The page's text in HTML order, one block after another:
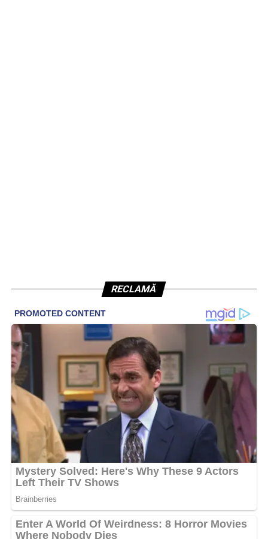
RECLAMĂ